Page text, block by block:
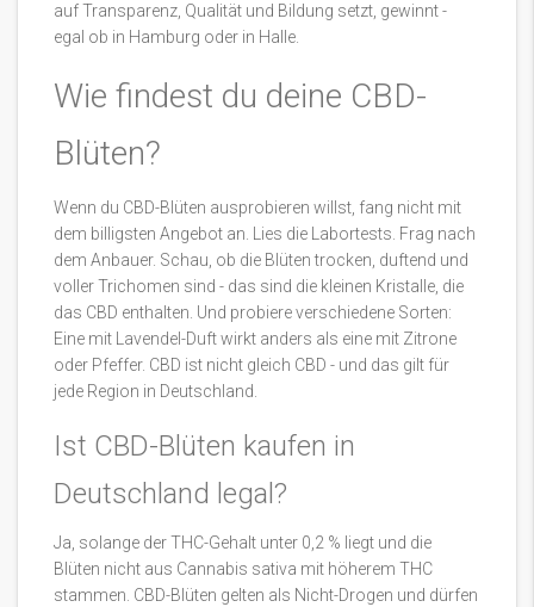
auf Transparenz, Qualität und Bildung setzt, gewinnt -
egal ob in Hamburg oder in Halle.
Wie findest du deine CBD-
Blüten?
Wenn du CBD-Blüten ausprobieren willst, fang nicht mit
dem billigsten Angebot an. Lies die Labortests. Frag nach
dem Anbauer. Schau, ob die Blüten trocken, duftend und
voller Trichomen sind - das sind die kleinen Kristalle, die
das CBD enthalten. Und probiere verschiedene Sorten:
Eine mit Lavendel-Duft wirkt anders als eine mit Zitrone
oder Pfeffer. CBD ist nicht gleich CBD - und das gilt für
jede Region in Deutschland.
Ist CBD-Blüten kaufen in
Deutschland legal?
Ja, solange der THC-Gehalt unter 0,2 % liegt und die
Blüten nicht aus Cannabis sativa mit höherem THC
stammen. CBD-Blüten gelten als Nicht-Drogen und dürfen